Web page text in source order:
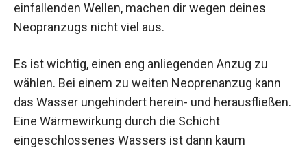
einfallenden Wellen, machen dir wegen deines
Neopranzugs nicht viel aus.
Es ist wichtig, einen eng anliegenden Anzug zu
wählen. Bei einem zu weiten Neoprenanzug kann
das Wasser ungehindert herein- und herausfließen.
Eine Wärmewirkung durch die Schicht
eingeschlossenes Wassers ist dann kaum